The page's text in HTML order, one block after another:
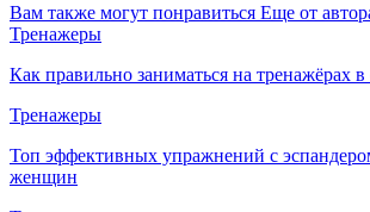
Вам также могут понравиться Еще от
Тренажеры
Как правильно заниматься на тренажёрах в
Тренажеры
Топ эффективных упражнений с
женщин